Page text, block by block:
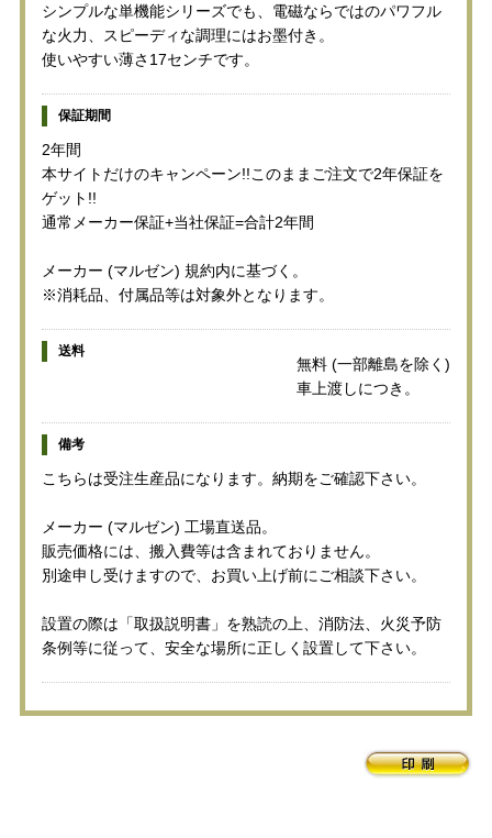
シンプルな単機能シリーズでも、電磁ならではのパワフル
な火力、スピーディな調理にはお墨付き。
使いやすい薄さ17センチです。
保証期間
2年間
本サイトだけのキャンペーン!!このままご注文で2年保証を
ゲット!!
通常メーカー保証+当社保証=合計2年間
メーカー (マルゼン) 規約内に基づく。
※消耗品、付属品等は対象外となります。
送料
無料 (一部離島を除く)
車上渡しにつき。
備考
こちらは受注生産品になります。納期をご確認下さい。
メーカー (マルゼン) 工場直送品。
販売価格には、搬入費等は含まれておりません。
別途申し受けますので、お買い上げ前にご相談下さい。
設置の際は「取扱説明書」を熟読の上、消防法、火災予防
条例等に従って、安全な場所に正しく設置して下さい。